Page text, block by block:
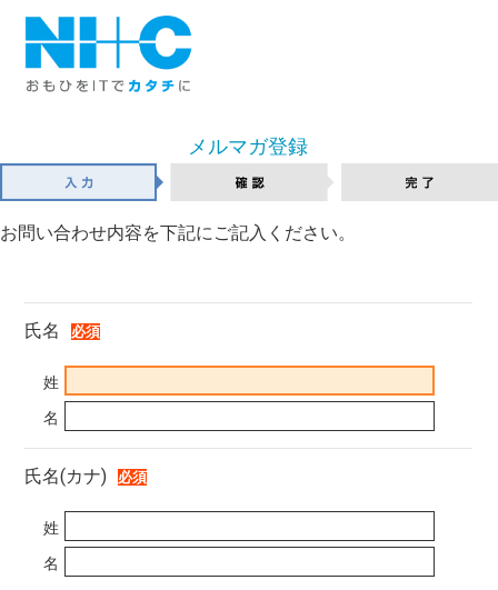
メルマガ登録
お問い合わせ内容を下記にご記入ください。
氏名
姓
名
氏名(カナ)
姓
名